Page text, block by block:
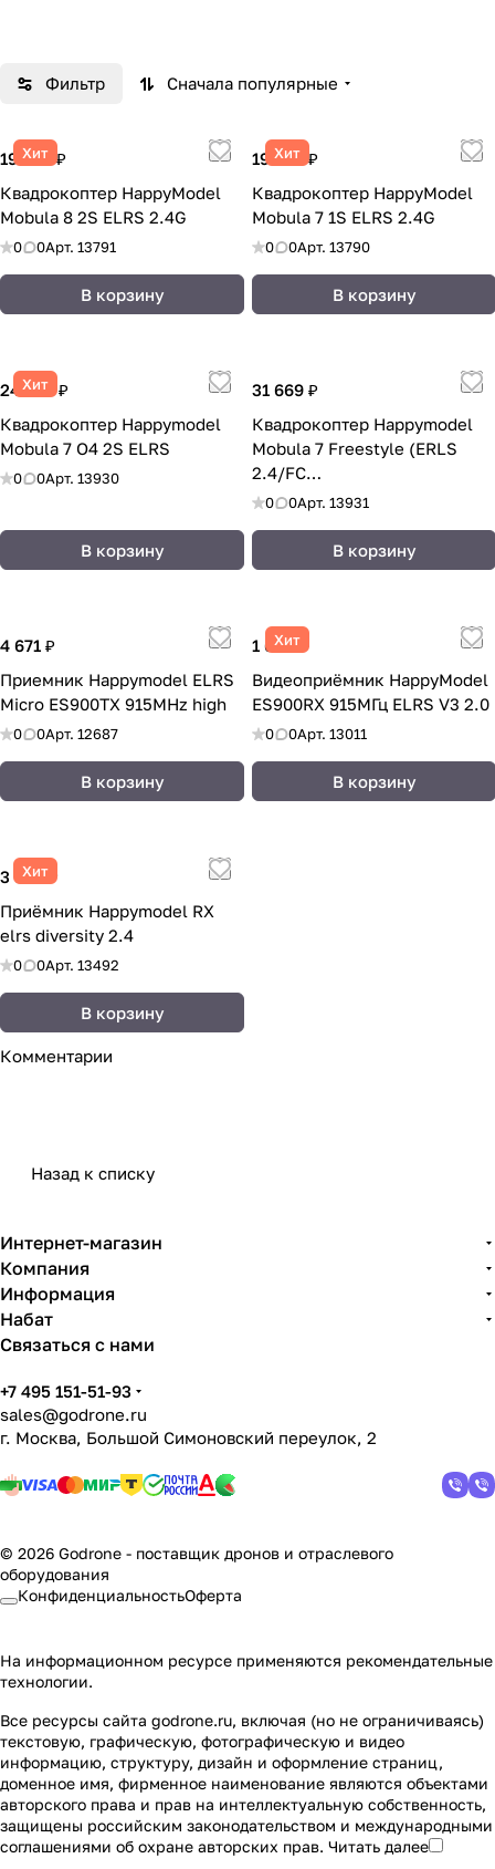
активного сообщества пилотов.
Фильтр Сначала популярные
Хит
19 903 ₽
Квадрокоптер HappyModel
Mobula 8 2S ELRS 2.4G
0 0Арт. 13791
В корзину
Хит
19 250 ₽
Квадрокоптер HappyModel
Mobula 7 1S ELRS 2.4G
0 0Арт. 13790
В корзину
Хит
24 502 ₽
Квадрокоптер Happymodel
Mobula 7 O4 2S ELRS
0 0Арт. 13930
В корзину
31 669 ₽
Квадрокоптер Happymodel
Mobula 7 Freestyle (ERLS
2.4/FC
STM32F411/HDZeroLux/40мм
0 0Арт. 13931
В корзину
4 671 ₽
Приемник Happymodel ELRS
Micro ES900TX 915MHz high
0 0Арт. 12687
В корзину
Хит
1 658 ₽
Видеоприёмник HappyModel
ES900RX 915МГц ELRS V3 2.0
0 0Арт. 13011
В корзину
Хит
3 840 ₽
Приёмник Happymodel RX
elrs diversity 2.4
0 0Арт. 13492
В корзину
Комментарии
Назад к списку
Интернет-магазин
Компания
Информация
Набат
Связаться с нами
+7 495 151-51-93
sales@godrone.ru
г. Москва, Большой Симоновский переулок, 2
© 2026 Godrone - поставщик дронов и отраслевого
оборудования
КонфиденциальностьОферта
На информационном ресурсе применяются рекомендательные
технологии.
Все ресурсы сайта godrone.ru, включая (но не ограничиваясь)
текстовую, графическую, фотографическую и видео
информацию, структуру, дизайн и оформление страниц,
доменное имя, фирменное наименование являются объектами
авторского права и прав на интеллектуальную собственность,
защищены российским законодательством и международными
соглашениями об охране авторских прав. Читать далее